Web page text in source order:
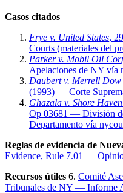
Casos citados
Frye v. United States,
Courts (materiales del
Parker v. Mobil Oil
Apelaciones de NY vía
Daubert v. Merrell
(1993) — Corte
Ghazala v. Shore
Op 03681 — División
Departamento vía
Reglas de evidencia de
Evidence, Rule 7.01 —
Recursos útiles 6. Comité
Tribunales de NY — Informe